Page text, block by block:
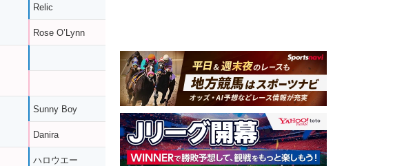
Relic
Rose O’Lynn
Sunny Boy
Danira
ハロウエー